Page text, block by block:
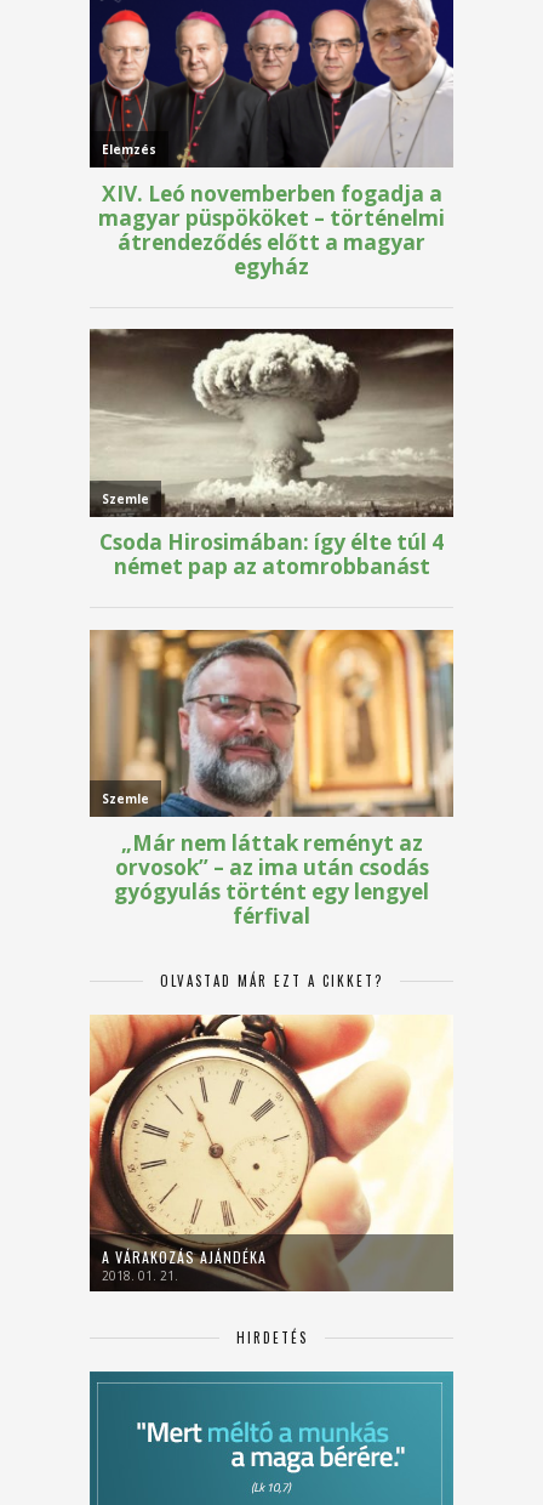
OLVASTAD MÁR EZT A CIKKET?
A VÁRAKOZÁS AJÁNDÉKA
2018. 01. 21.
HIRDETÉS